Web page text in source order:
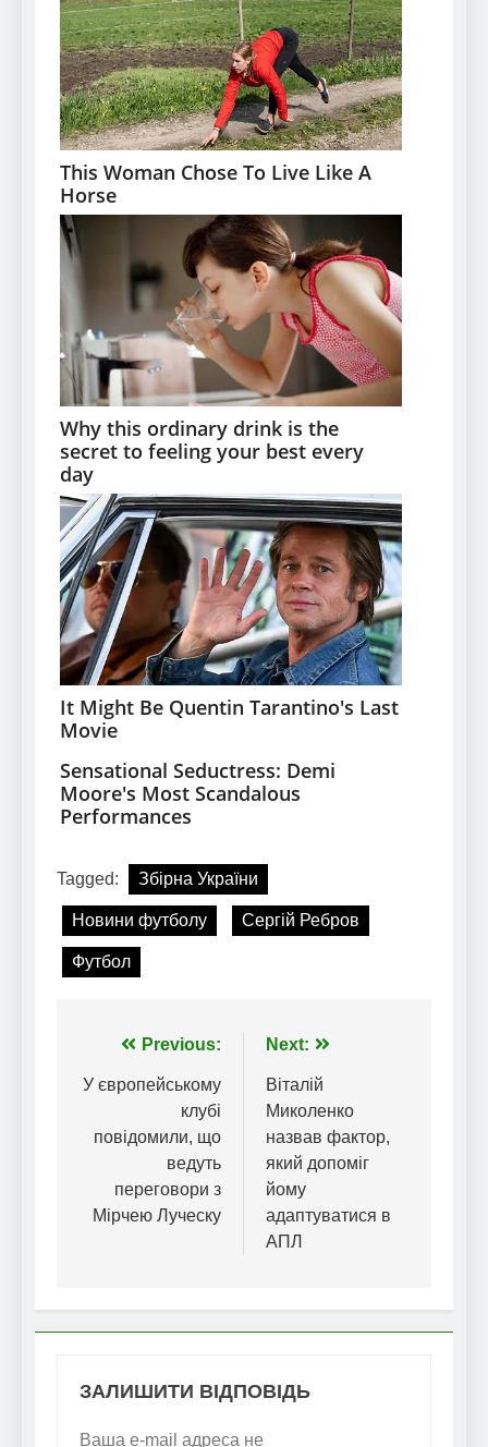
Tagged: Збірна України
Новини футболу Сергій Ребров
Футбол
Навігація
записів
Previous:
У європейському
клубі
повідомили, що
ведуть
переговори з
Мірчею Луческу
Next:
Віталій
Миколенко
назвав фактор,
який допоміг
йому
адаптуватися в
АПЛ
ЗАЛИШИТИ ВІДПОВІДЬ
Ваша e-mail адреса не